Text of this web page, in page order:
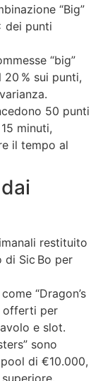
“Big”
dei punti
“big”
20 % sui punti,
50 punti
minuti,
il tempo al
restituito
Sic Bo per
“Dragon’s
offerti per
e slot.
sono
di €10.000,